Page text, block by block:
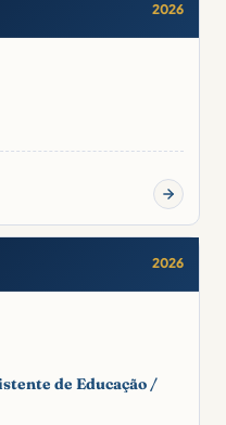
2026
2026
de Educação /